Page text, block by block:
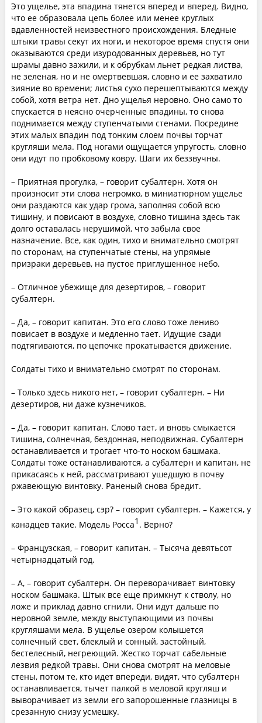
Это ущелье, эта впадина тянется вперед и вперед. Видно,
что ее образовала цепь более или менее круглых
вдавленностей неизвестного происхождения. Бледные
штыки травы секут их ноги, и некоторое время спустя они
оказываются среди изуродованных деревьев, но тут
шрамы давно зажили, и к обрубкам льнет редкая листва,
не зеленая, но и не омертвевшая, словно и ее захватило
зияние во времени; листья сухо перешептываются между
собой, хотя ветра нет. Дно ущелья неровно. Оно само то
спускается в неясно очерченные впадины, то снова
поднимается между ступенчатыми стенами. Посредине
этих малых впадин под тонким слоем почвы торчат
кругляши мела. Под ногами ощущается упругость, словно
они идут по пробковому ковру. Шаги их беззвучны.
– Приятная прогулка, – говорит субалтерн. Хотя он
произносит эти слова негромко, в миниатюрном ущелье
они раздаются как удар грома, заполняя собой всю
тишину, и повисают в воздухе, словно тишина здесь так
долго оставалась нерушимой, что забыла свое
назначение. Все, как один, тихо и внимательно смотрят
по сторонам, на ступенчатые стены, на упрямые
призраки деревьев, на пустое приглушенное небо.
– Отличное убежище для дезертиров, – говорит
субалтерн.
– Да, – говорит капитан. Это его слово тоже лениво
повисает в воздухе и медленно тает. Идущие сзади
подтягиваются, по цепочке прокатывается движение.
Солдаты тихо и внимательно смотрят по сторонам.
– Только здесь никого нет, – говорит субалтерн. – Ни
дезертиров, ни даже кузнечиков.
– Да, – говорит капитан. Слово тает, и вновь смыкается
тишина, солнечная, бездонная, неподвижная. Субалтерн
останавливается и трогает что-то носком башмака.
Солдаты тоже останавливаются, а субалтерн и капитан, не
прикасаясь к ней, рассматривают ушедшую в почву
ржавеющую винтовку. Раненый снова бредит.
– Это какой образец, сэр? – говорит субалтерн. – Кажется, у
канадцев такие. Модель Росса1 . Верно?
– Французская, – говорит капитан. – Тысяча девятьсот
четырнадцатый год.
– А, – говорит субалтерн. Он переворачивает винтовку
носком башмака. Штык все еще примкнут к стволу, но
ложе и приклад давно сгнили. Они идут дальше по
неровной земле, между выступающими из почвы
кругляшами мела. В ущелье озером колышется
солнечный свет, блеклый и сонный, застойный,
бестелесный, негреющий. Жестко торчат сабельные
лезвия редкой травы. Они снова смотрят на меловые
стены, потом те, кто идет впереди, видят, что субалтерн
останавливается, тычет палкой в меловой кругляш и
выворачивает из земли его запорошенные глазницы в
срезанную снизу усмешку.